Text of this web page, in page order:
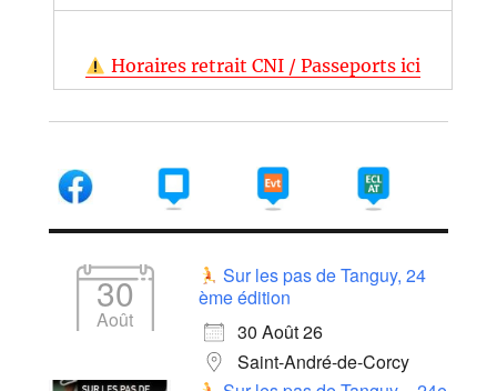
Horaires retrait CNI / Passeports ici
30
Août
Sur les pas de Tanguy, 24
ème édition
30 Août 26
Saint-André-de-Corcy